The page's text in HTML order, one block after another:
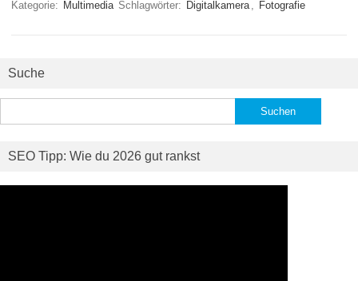
Kategorie: Multimedia Schlagwörter: Digitalkamera , Fotografie
Suche
nach:
SEO Tipp: Wie du 2026 gut rankst